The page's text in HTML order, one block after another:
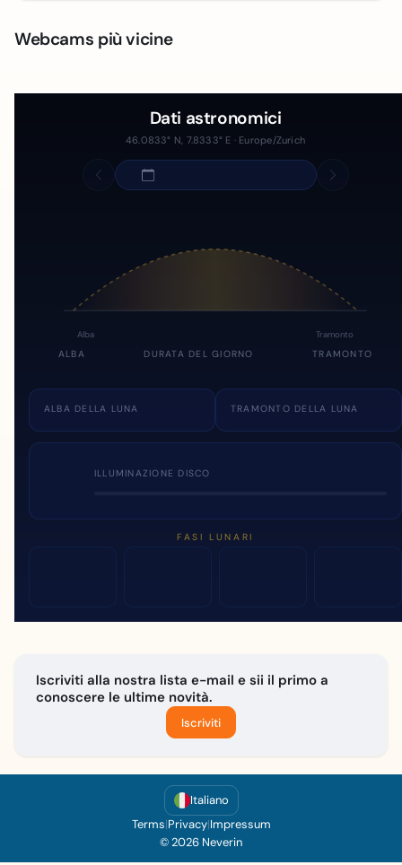
Webcams più vicine
Dati astronomici
46.0833° N, 7.8333° E · Europe/Zurich
Alba Tramonto
ALBA DURATA DEL GIORNO TRAMONTO
ALBA DELLA LUNA TRAMONTO DELLA LUNA
ILLUMINAZIONE DISCO
FASI LUNARI
Iscriviti alla nostra lista e-mail e sii il primo a
conoscere le ultime novità.
Iscriviti
Italiano
Terms|Privacy|Impressum
© 2026 Neverin